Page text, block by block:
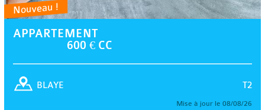
Nouveau !
APPARTEMENT
600 € CC
T2
BLAYE
Mise à jour le 08/08/26